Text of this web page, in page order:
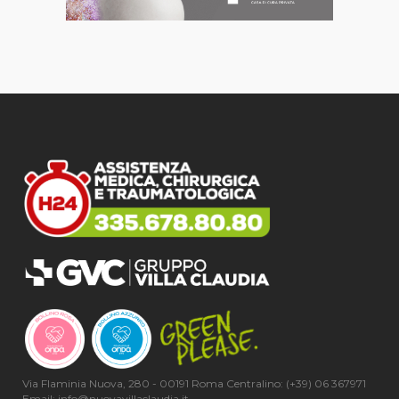
Via Flaminia Nuova, 280 - 00191 Roma Centralino: (+39) 06 367971